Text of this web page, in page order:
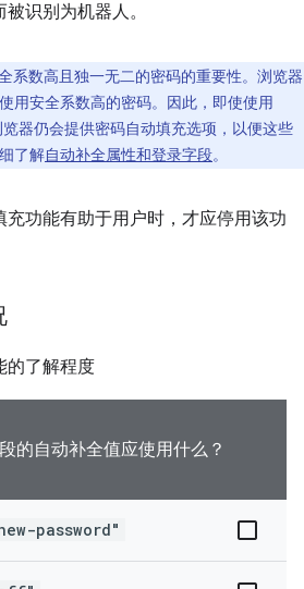
识别为机器人。
系数高且独一无二的密码的重要性。浏览器
用安全系数高的密码。因此，即使使用
览器仍会提供密码自动填充选项，以便这些
了解自动补全属性和登录字段。
充功能有助于用户时，才应停用该功
的了解程度
的自动补全值应使用什么？
password"